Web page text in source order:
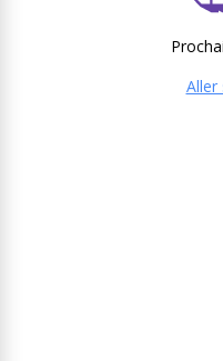
Aller